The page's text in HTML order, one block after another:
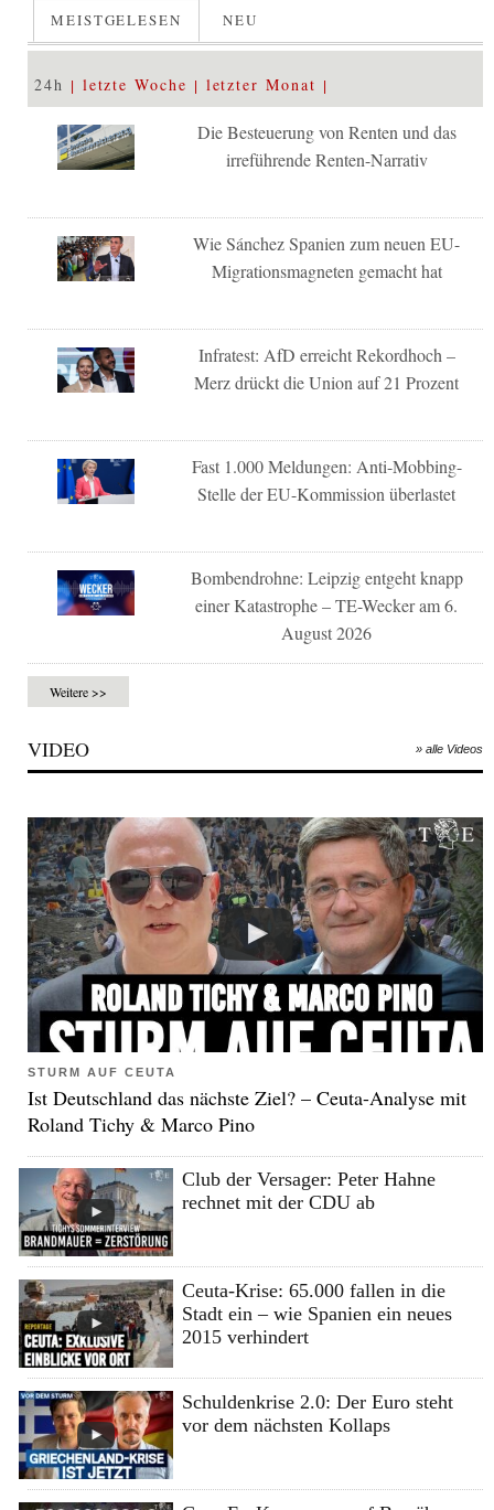
MEISTGELESEN NEU
24h letzte Woche letzter Monat
Die Besteuerung von Renten und das
irreführende Renten-Narrativ
Wie Sánchez Spanien zum neuen EU-
Migrationsmagneten gemacht hat
Infratest: AfD erreicht Rekordhoch –
Merz drückt die Union auf 21 Prozent
Fast 1.000 Meldungen: Anti-Mobbing-
Stelle der EU-Kommission überlastet
Bombendrohne: Leipzig entgeht knapp
einer Katastrophe – TE-Wecker am 6.
August 2026
Weitere >>
VIDEO » alle Videos
STURM AUF CEUTA
Ist Deutschland das nächste Ziel? – Ceuta-Analyse mit
Roland Tichy & Marco Pino
Club der Versager: Peter Hahne
rechnet mit der CDU ab
Ceuta-Krise: 65.000 fallen in die
Stadt ein – wie Spanien ein neues
2015 verhindert
Schuldenkrise 2.0: Der Euro steht
vor dem nächsten Kollaps